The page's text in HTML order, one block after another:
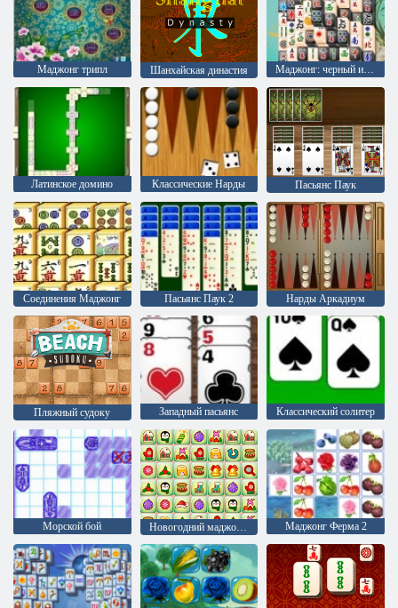
Маджонг трипл Шанхайская династия Маджонг: черный и белый
Латинское домино Классические Нарды Пасьянс Паук
Соединения Маджонг Пасьянс Паук 2 Нарды Аркадиум
Пляжный судоку Западный пасьянс Классический солитер
Морской бой Новогодний маджонг: соедини пары Маджонг Ферма 2